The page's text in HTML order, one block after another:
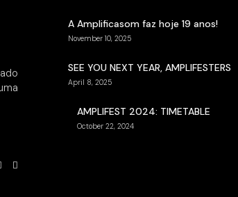
A Amplificasom faz hoje 19 anos!
November 10, 2025
SEE YOU NEXT YEAR, AMPLIFESTERS
April 8, 2025
AMPLIFEST 2024: TIMETABLE
October 22, 2024